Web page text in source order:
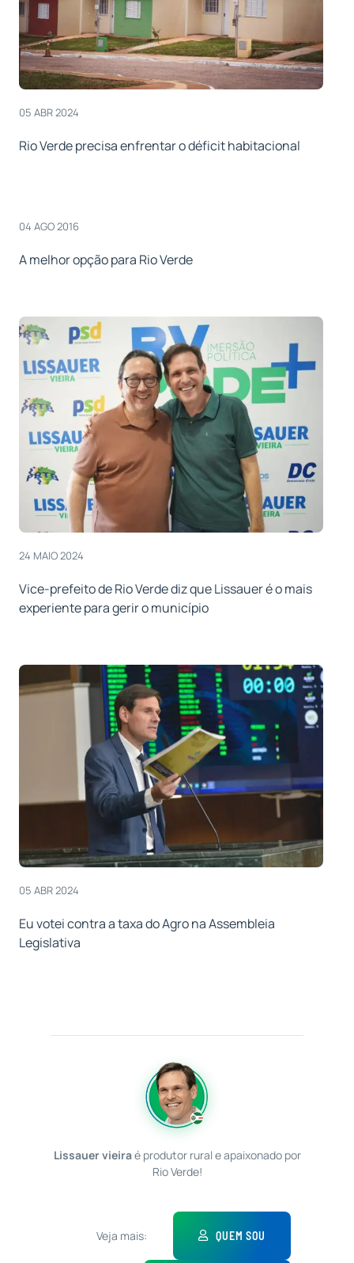
05 ABR 2024
Rio Verde precisa enfrentar o déficit habitacional
04 AGO 2016
A melhor opção para Rio Verde
24 MAIO 2024
Vice-prefeito de Rio Verde diz que Lissauer é o mais
experiente para gerir o município
05 ABR 2024
Eu votei contra a taxa do Agro na Assembleia
Legislativa
Lissauer vieiraé produtor rural e apaixonado por
Rio Verde!
Veja mais: QUEM SOU